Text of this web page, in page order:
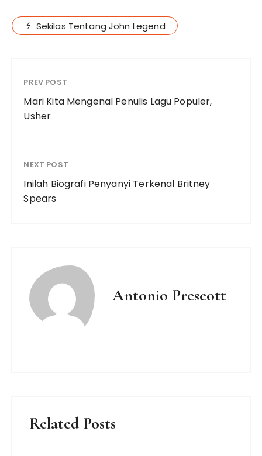
Sekilas Tentang John Legend
PREV POST
Mari Kita Mengenal Penulis Lagu Populer,
Usher
NEXT POST
Inilah Biografi Penyanyi Terkenal Britney
Spears
Antonio Prescott
Related Posts